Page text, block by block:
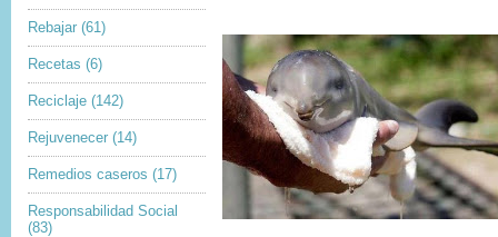
Rebajar (61)
Recetas (6)
Reciclaje (142)
Rejuvenecer (14)
Remedios caseros (17)
Responsabilidad Social
(83)